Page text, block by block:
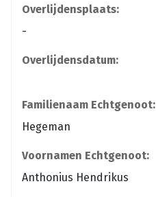
Overlijdensplaats:
-
Overlijdensdatum:
Familienaam Echtgenoot:
Hegeman
Voornamen Echtgenoot:
Anthonius Hendrikus